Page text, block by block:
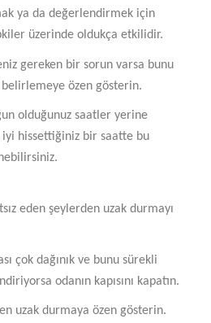
ya da değerlendirmek için
üzerinde oldukça etkilidir.
gereken bir sorun varsa bunu
belirlemeye özen gösterin.
olduğunuz saatler yerine
hissettiğiniz bir saatte bu
eden şeylerden uzak durmayı
çok dağınık ve bunu sürekli
odanın kapısını kapatın.
uzak durmaya özen gösterin.